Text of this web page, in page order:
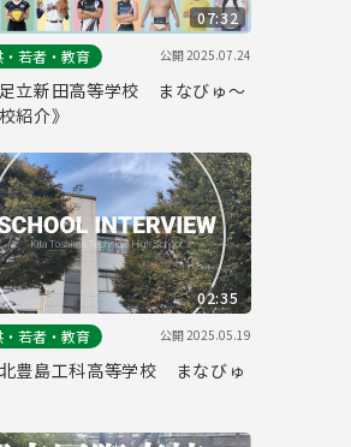
07:32
・若者・教育
公開2025.07.24
立新田高等学校 まなびゅ～
紹介》
02:35
・若者・教育
公開2025.05.19
豊島工科高等学校 まなびゅ